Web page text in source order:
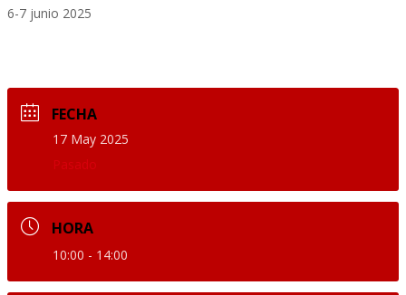
6-7 junio 2025
FECHA
17 May 2025
Pasado
HORA
10:00 - 14:00